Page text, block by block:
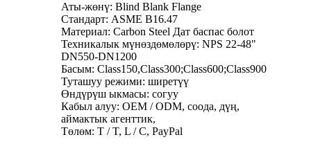
Аты-жөнү: Blind Blank Flange
Стандарт: ASME B16.47
Материал: Carbon Steel Дат баспас болот
Техникалык мүнөздөмөлөрү: NPS 22-48"
DN550-DN1200
Басым: Class150,Class300;Class600;Class900
Туташуу режими: ширетүү
Өндүрүш ыкмасы: согуу
Кабыл алуу: OEM / ODM, соода, дүң,
аймактык агенттик,
Төлөм: T / T, L / C, PayPal